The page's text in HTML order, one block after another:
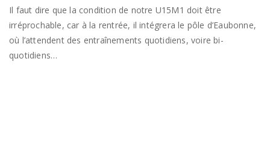
Il faut dire que la condition de notre U15M1 doit être
irréprochable, car à la rentrée, il intégrera le pôle d’Eaubonne,
où l’attendent des entraînements quotidiens, voire bi-
quotidiens…